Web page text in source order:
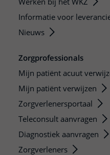
Informatie voor
Nieuws
Zorgprofessionals
Mijn patiënt acuut
Mijn patiënt verwijzen
Zorgverlenersportaal
Teleconsult aanvragen
Diagnostiek aanvragen
Zorgverleners